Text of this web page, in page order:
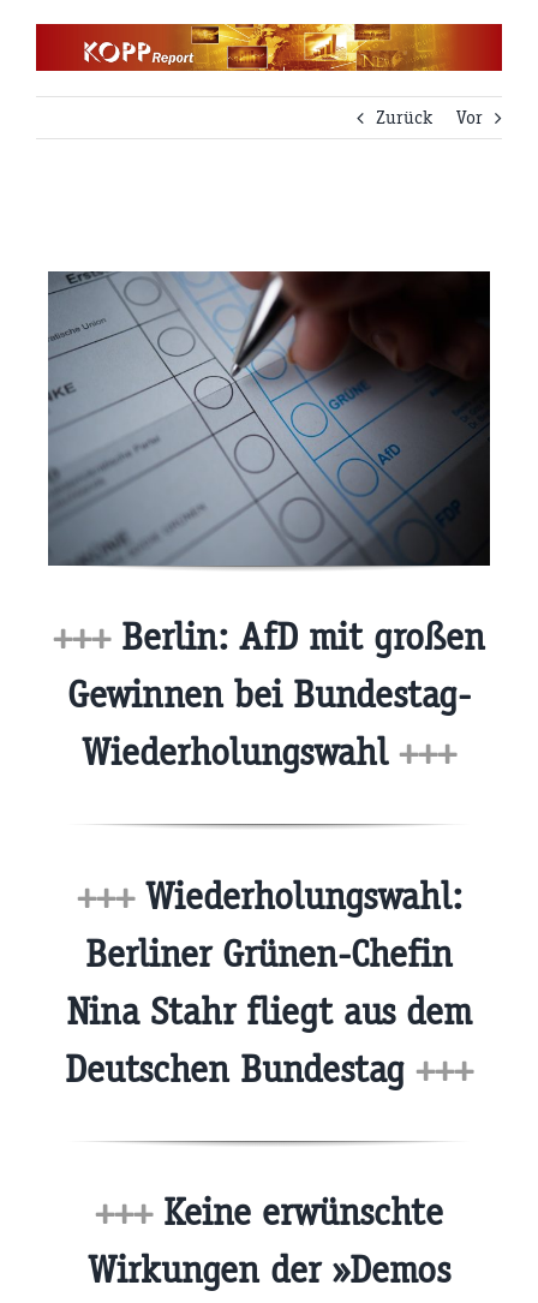
Zurück
Vor
+++Berlin: AfD mit großen
Gewinnen bei Bundestag-
Wiederholungswahl +++
+++Wiederholungswahl:
Berliner Grünen-Chefin
Nina Stahr fliegt aus dem
Deutschen Bundestag +++
+++Keine erwünschte
Wirkungen der »Demos